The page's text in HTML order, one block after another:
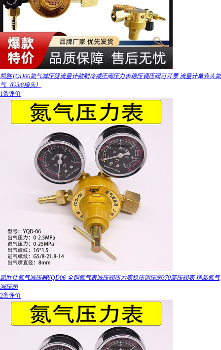
凯胜YQD06氮气减压器流量计款制冷减压阀压力表稳压调压阀可开票 流量计单表头氮
气（G5/8接头）
1条评价
凯胜仕氮气减压器YQD06 全铜氮气表减压阀压力表稳压调压阀370高压阀表 精品氮气
减压阀
2条评价